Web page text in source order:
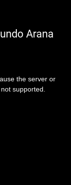
Arana
the server or
supported.